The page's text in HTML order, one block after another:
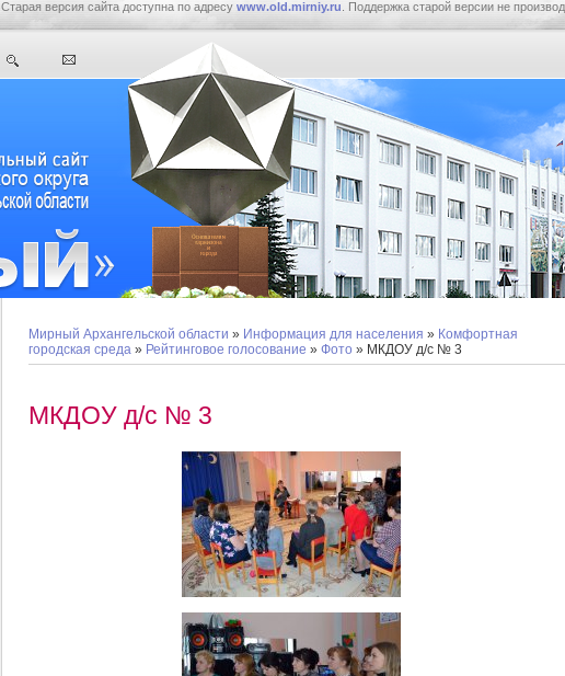
Старая версия сайта доступна по адресу www.old.mirniy.ru . Поддержка старой версии не
Мирный Архангельской области » Информация для населения » Комфортная
городская среда » Рейтинговое голосование » Фото » МКДОУ д/с № 3
МКДОУ д/с № 3